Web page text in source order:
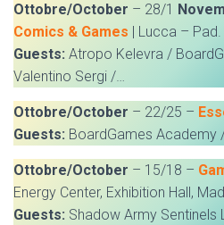
Ottobre/October – 28/1
Comics & Games | Lucca –
Guests: Atropo Kelevra /
Valentino Sergi /…
Ottobre/October – 22/25 –
Guests: BoardGames Academy
Ottobre/October – 15/18 –
Energy Center, Exhibition Hall,
Guests: Shadow Army Sentinels